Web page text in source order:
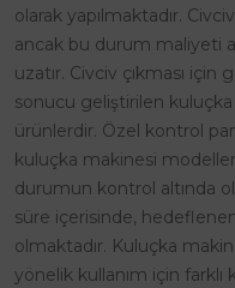
olarak yapılmaktadır.
ancak bu durum maliyeti
uzatır. Civciv çıkması için
sonucu geliştirilen
ürünlerdir. Özel kontrol
kuluçka makinesi
durumun kontrol altında
süre içerisinde,
olmaktadır. Kuluçka
yönelik kullanım için